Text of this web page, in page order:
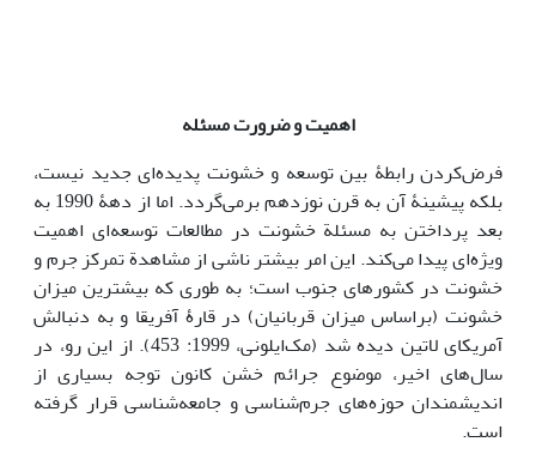
اهمیت و ضرورت مسئله
فرض‌کردن رابطۀ بین توسعه و خشونت پدیده‌ای جدید نیست،
بلکه پیشینۀ آن به قرن نوزدهم برمی‌گردد. اما از دهۀ 1990 به
بعد پرداختن به مسئلة خشونت در مطالعات توسعه‌ای اهمیت
ویژه‌ای پیدا می‌کند. ‌این امر بیشتر ناشی از مشاهدة تمرکز جرم و
خشونت در کشورهای جنوب است؛ به طوری که بیشترین میزان
خشونت (براساس میزان قربانیان) در قارۀ آفریقا و به دنبالش
آمریکای لاتین دیده شد (مک‌ایلونی، 1999: 453). از ‌این رو، در
سال‌های اخیر، موضوع جرائم خشن کانون توجه بسیاری از
‌اندیشمندان حوزه‌های جرم‌شناسی و جامعه‌شناسی قرار گرفته
است.